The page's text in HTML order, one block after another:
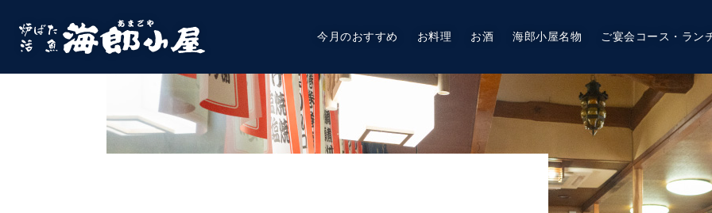
今月のおすすめ お料理 お酒 海郎小屋名物 ご宴会コース・ラン